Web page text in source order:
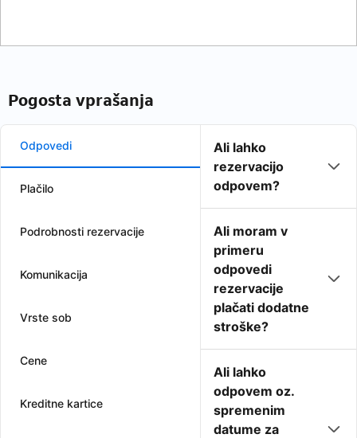
Pogosta vprašanja
Odpovedi
Plačilo
Podrobnosti rezervacije
Komunikacija
Vrste sob
Cene
Kreditne kartice
Ali lahko
rezervacijo
odpovem?
Ali moram v
primeru
odpovedi
rezervacije
plačati dodatne
stroške?
Ali lahko
odpovem oz.
spremenim
datume za